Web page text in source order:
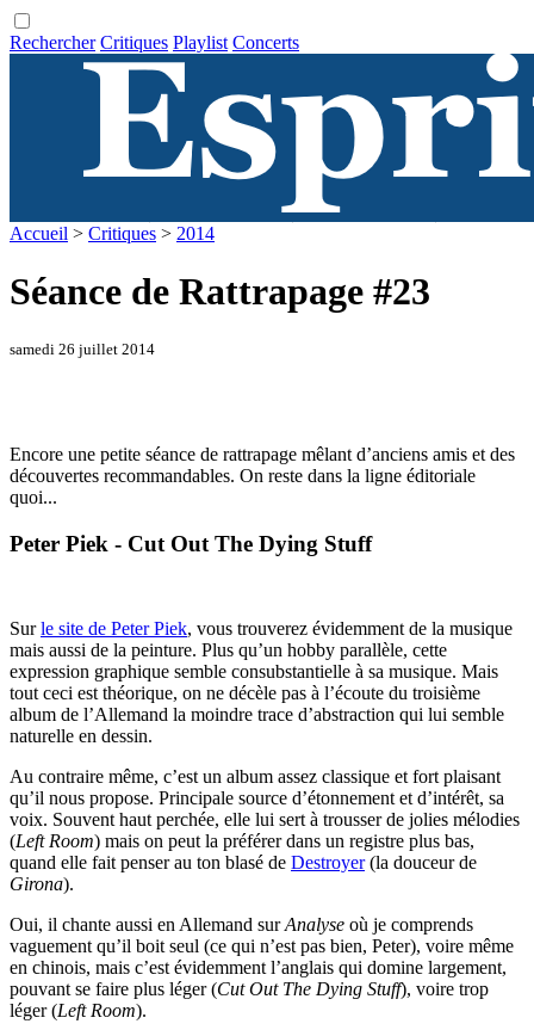
Rechercher Critiques Playlist Concerts
Accueil > Critiques > 2014
Séance de Rattrapage #23
samedi 26 juillet 2014
Encore une petite séance de rattrapage mêlant d’anciens amis et des
découvertes recommandables. On reste dans la ligne éditoriale
quoi...
Peter Piek - Cut Out The Dying Stuff
Surle site de Peter Piek, vous trouverez évidemment de la musique
mais aussi de la peinture. Plus qu’un hobby parallèle, cette
expression graphique semble consubstantielle à sa musique. Mais
tout ceci est théorique, on ne décèle pas à l’écoute du troisième
album de l’Allemand la moindre trace d’abstraction qui lui semble
naturelle en dessin.
Au contraire même, c’est un album assez classique et fort plaisant
qu’il nous propose. Principale source d’étonnement et d’intérêt, sa
voix. Souvent haut perchée, elle lui sert à trousser de jolies mélodies
(Left Room) mais on peut la préférer dans un registre plus bas,
quand elle fait penser au ton blasé de Destroyer(la douceur de
Girona).
Oui, il chante aussi en Allemand surAnalyse où je comprends
vaguement qu’il boit seul (ce qui n’est pas bien, Peter), voire même
en chinois, mais c’est évidemment l’anglais qui domine largement,
pouvant se faire plus léger (Cut Out The Dying Stuff), voire trop
léger (Left Room).